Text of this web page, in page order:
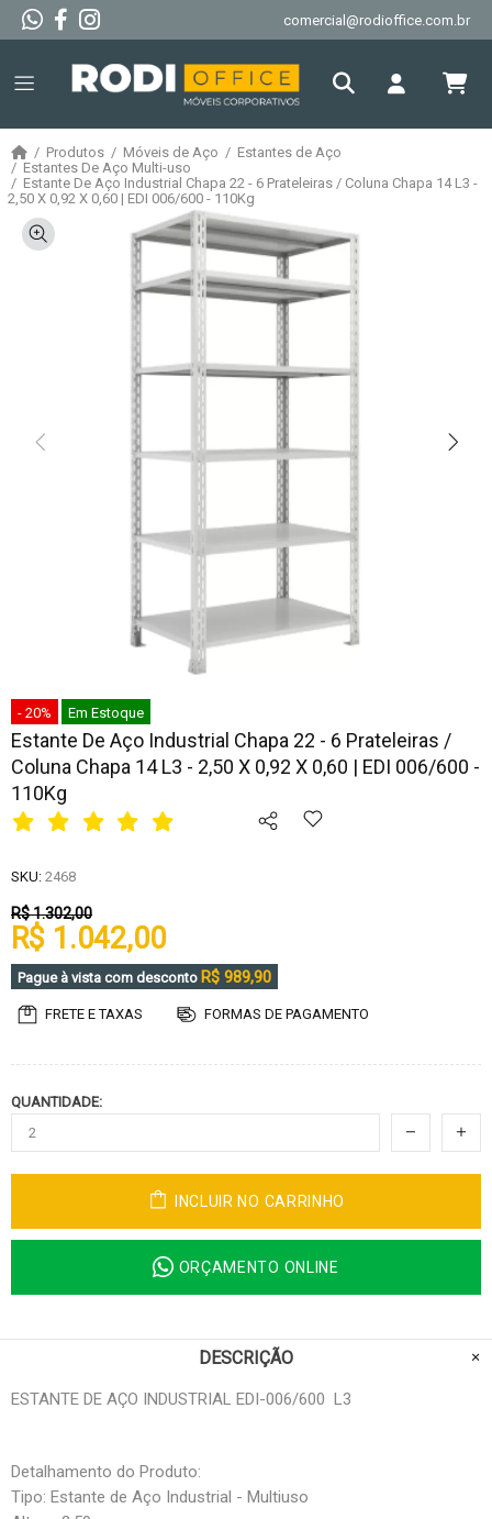
comercial@rodioffice.com.br
Produtos Móveis de Aço
Estantes de Aço
Estantes De Aço Multi-uso
Estante De Aço Industrial Chapa 22 - 6 Prateleiras / Coluna Chapa 14 L3 -
2,50 X 0,92 X 0,60 | EDI 006/600 - 110Kg
- 20% Em Estoque
Estante De Aço Industrial Chapa 22 - 6 Prateleiras /
Coluna Chapa 14 L3 - 2,50 X 0,92 X 0,60 | EDI 006/600 -
110Kg
SKU: 2468
R$ 1.302,00
R$ 1.042,00
Pague à vista com desconto R$ 989,90
FRETE E TAXAS FORMAS DE PAGAMENTO
QUANTIDADE:
INCLUIR NO CARRINHO
ORÇAMENTO ONLINE
DESCRIÇÃO
ESTANTE DE AÇO INDUSTRIAL EDI-006/600 L3
Detalhamento do Produto:
Tipo: Estante de Aço Industrial - Multiuso